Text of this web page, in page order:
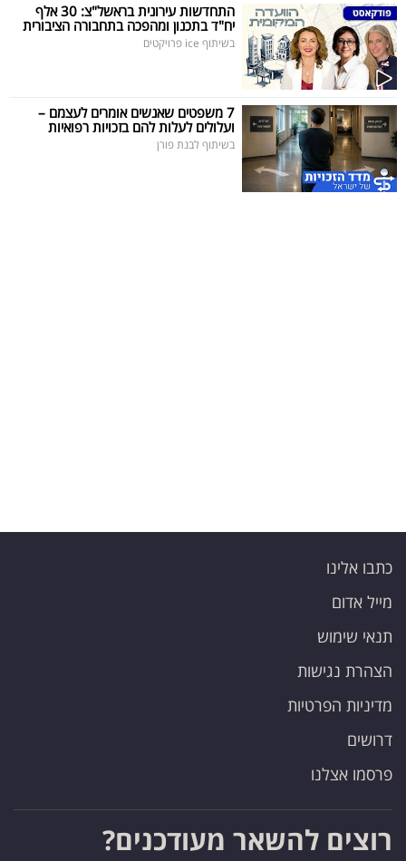
התחדשות עירונית בראשל"צ: 30 אלף
יח"ד בתכנון ומהפכה בתחבורה הציבורית
בשיתוף ice פרויקטים
7 משפטים שאנשים אומרים לעצמם –
ועלולים לעלות להם בזכויות רפואיות
בשיתוף לבנת פורן
כתבו אלינו
מייל אדום
תנאי שימוש
הצהרת נגישות
מדיניות הפרטיות
דרושים
פרסמו אצלנו
רוצים להשאר מעודכנים?